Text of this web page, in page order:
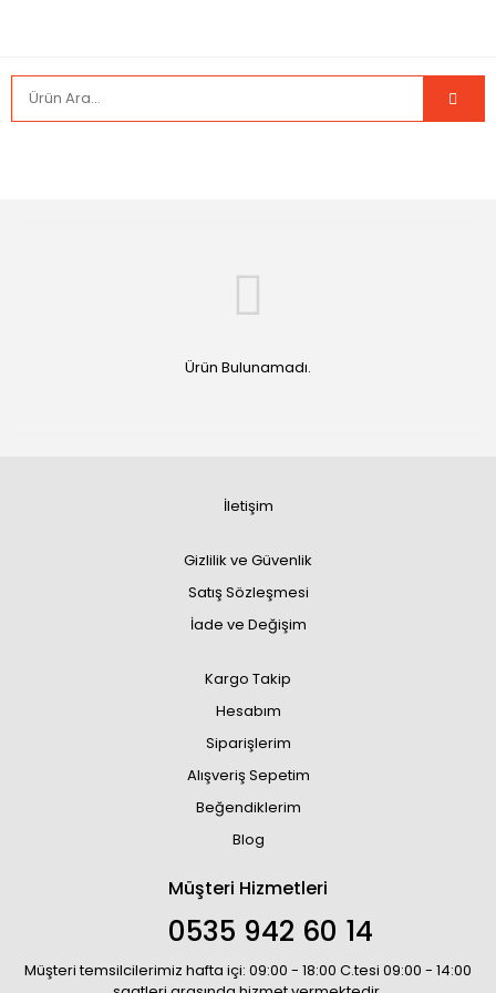
Ürün Bulunamadı.
İletişim
Gizlilik ve Güvenlik
Satış Sözleşmesi
İade ve Değişim
Kargo Takip
Hesabım
Siparişlerim
Alışveriş Sepetim
Beğendiklerim
Blog
Müşteri Hizmetleri
0535 942 60 14
Müşteri temsilcilerimiz hafta içi: 09:00 - 18:00 C.tesi 09:00 - 14:00